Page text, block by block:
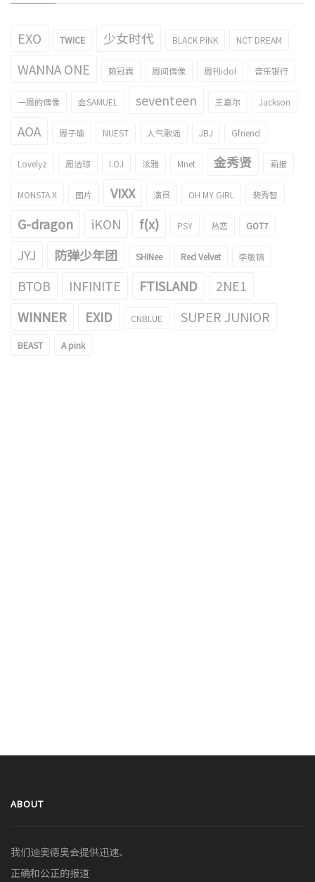
EXO TWICE 少女时代 BLACK PINK NCT DREAM
WANNA ONE 赖冠霖 周间偶像 周刊idol 音乐银行
一周的偶像 金SAMUEL seventeen 王嘉尔 Jackson
AOA 周子瑜 NUEST 人气歌谣 JBJ Gfriend
Lovelyz 周洁琼 I.O.I 泫雅 Mnet 金秀贤 画报
MONSTA X 图片 VIXX 演员 OH MY GIRL 裴秀智
G-dragon iKON f(x) PSY 热恋 GOT7
JYJ 防弹少年团 SHINee Red Velvet 李敏镐
BTOB INFINITE FTISLAND
2NE1
WINNER
EXID CNBLUE SUPER JUNIOR
BEAST A pink
ABOUT
我们迪奥德奥会提供迅速、
正确和公正的报道